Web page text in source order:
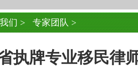
们> 专家团队>
执牌专业移民律